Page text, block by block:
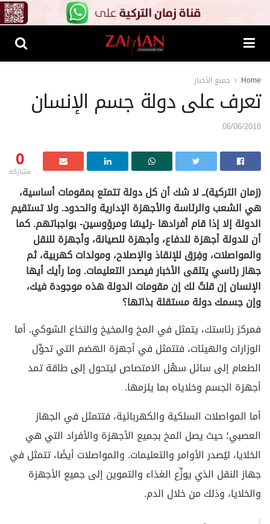
Home جميع الأخبار
تعرف على دولة جسم الإنسان
06/06/2018
0
مشاركة
(زمان التركية)ــ لا شك أن كل دولة تتمتع بمقومات أساسية،
هي الشعب والرئاسة والأجهزة الإدارية والحدود. ولا تستقيم
الدولة إلا إذا قام أفرادها -رئيسًا ومرؤوسين- بواجباتهم. كما
أن للدولة أجهزة للدفاع، وأجهزة للصيانة، وأجهزة للنقل
والمواصلات، وفِرَق للإنقاذ والإصلاح، ومولدات كهربية، ثم
جهاز رئاسي يتلقى الأخبار فيصدر التعليمات. وما رأيك أيها
الإنسان إن قلتُ لك إن مقومات الدولة هذه موجودة فيك،
وإن جسمك دولة مستقلة بذاتها؟
فمركز رئاستك، يتمثل في المخ والمخيخ والنخاع الشوكي. أما
الوزارات والهيئات، فتتمثل في أجهزة الهضم التي تحوِّل
الطعام إلى سائل سهْل الامتصاص ليتحول إلى طاقة تمد
أجهزة الجسم وخلاياه بما يلزمها.
أما المواصلات السلكية والكهربائية، فتتمثل في الجهاز
العصبي؛ حيث يصل المخ بجميع الأجهزة والأفراد التي هي
الخلايا، ليُصدر الأوامر والتعليمات. والمواصلات أيضًا، تتمثل في
جهاز النقل الذي يوزِّع الغذاء والتموين إلى جميع الأجهزة
والخلايا، وذلك من خلال الدم.